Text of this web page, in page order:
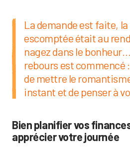
La demande est faite,
escomptée était au
nagez dans le
rebours est commencé
de mettre le
instant et de penser à
Bien planifier vos
apprécier votre journée